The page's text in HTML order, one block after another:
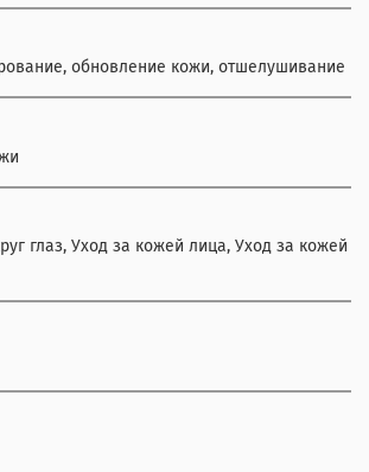
обновление кожи, отшелушивание
глаз, Уход за кожей лица, Уход за кожей